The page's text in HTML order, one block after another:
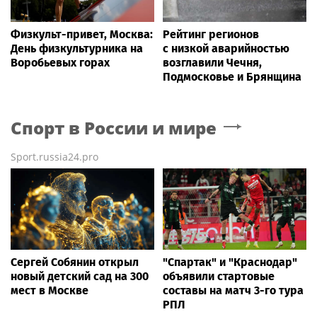
Физкульт-привет, Москва:
День физкультурника на
Воробьевых горах
Рейтинг регионов
с низкой аварийностью
возглавили Чечня,
Подмосковье и Брянщина
Спорт в России и мире
Sport.russia24.pro
Сергей Собянин открыл
новый детский сад на 300
мест в Москве
"Спартак" и "Краснодар"
объявили стартовые
составы на матч 3-го тура
РПЛ